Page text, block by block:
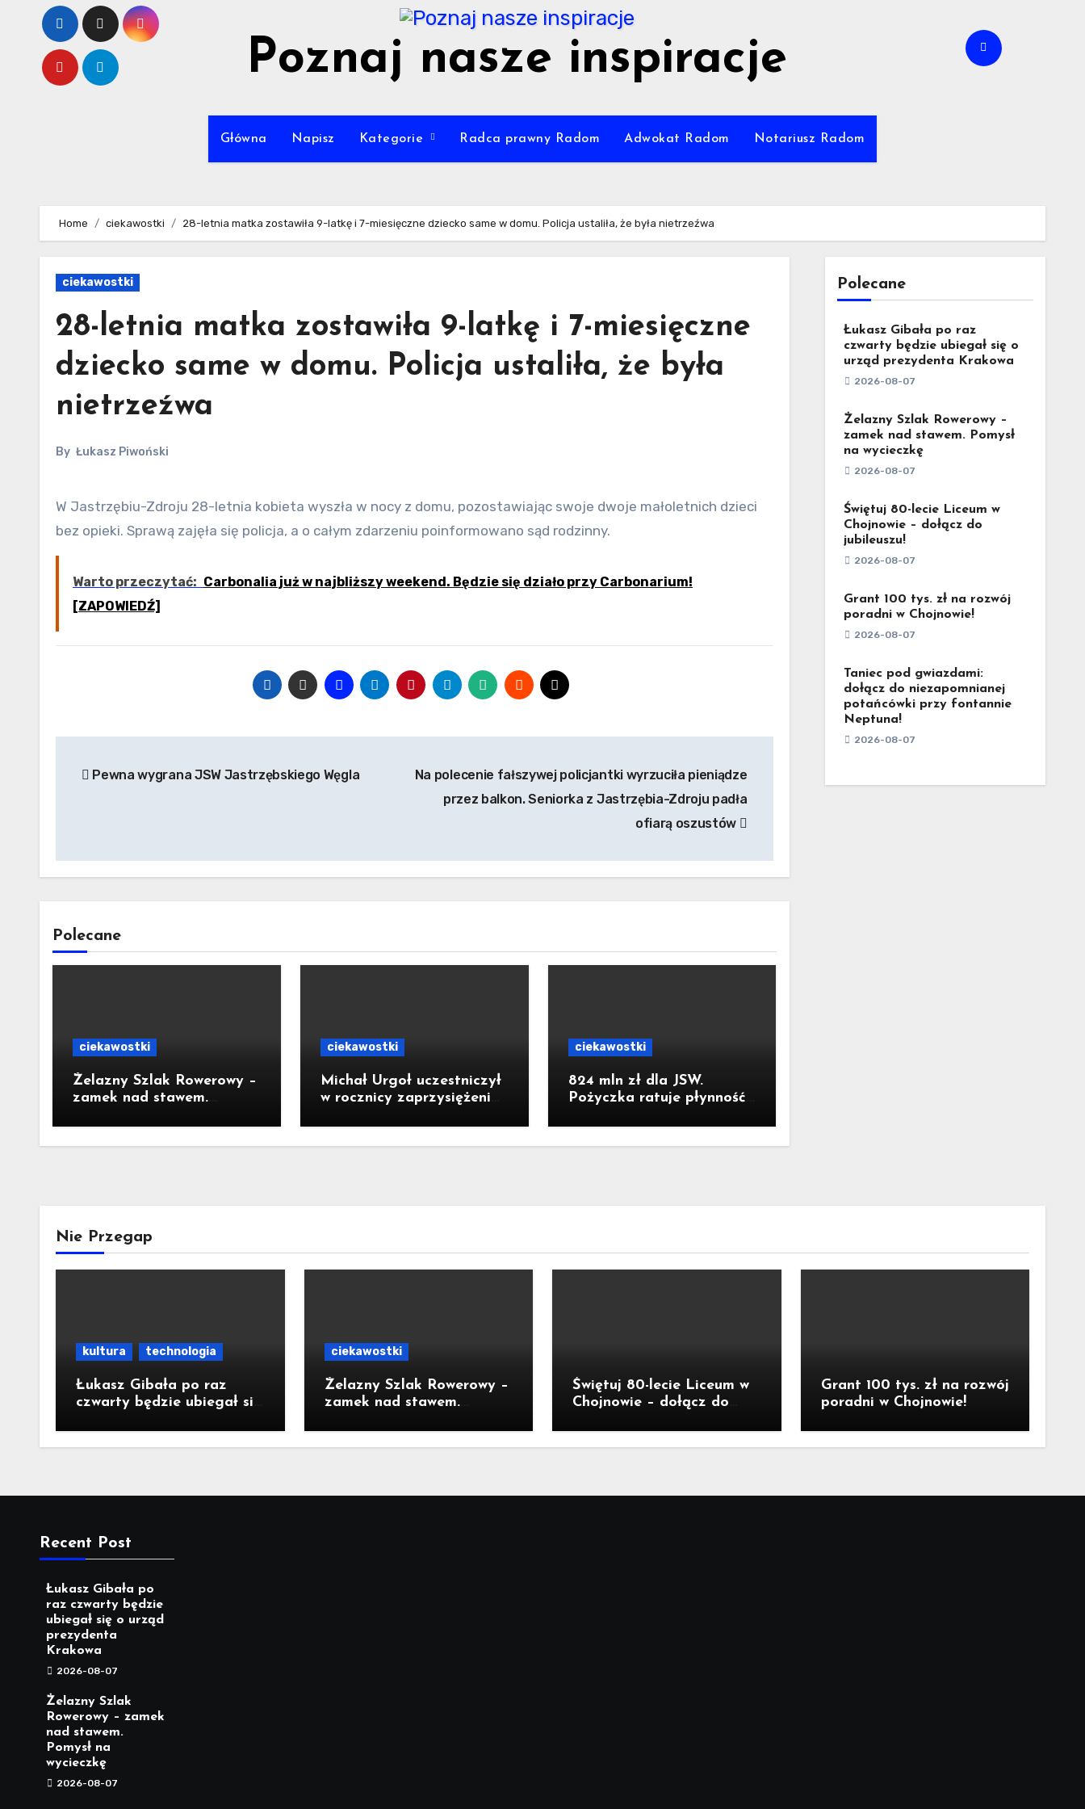
content
Poznaj nasze inspiracje
Główna Napisz Kategorie Radca prawny Radom Adwokat Radom Notariusz Radom
Home ciekawostki 28-letnia matka zostawiła 9-latkę i 7-miesięczne dziecko same w domu. Policja ustaliła, że była nietrzeźwa
ciekawostki
28-letnia matka zostawiła 9-latkę i 7-miesięczne
dziecko same w domu. Policja ustaliła, że była
nietrzeźwa
By Łukasz Piwoński
W Jastrzębiu-Zdroju 28-letnia kobieta wyszła w nocy z domu, pozostawiając swoje dwoje małoletnich dzieci
bez opieki. Sprawą zajęła się policja, a o całym zdarzeniu poinformowano sąd rodzinny.
Warto przeczytać: Carbonalia już w najbliższy weekend. Będzie się działo przy Carbonarium!
[ZAPOWIEDŹ]
wpisu
Pewna wygrana JSW Jastrzębskiego Węgla
Na polecenie fałszywej policjantki wyrzuciła pieniądze
przez balkon. Seniorka z Jastrzębia-Zdroju padła
ofiarą oszustów
Polecane
ciekawostki
Żelazny Szlak Rowerowy –
zamek nad stawem.
ciekawostki
Michał Urgoł uczestniczył
w rocznicy zaprzysiężenia
Nawrockiego
ciekawostki
824 mln zł dla JSW.
Pożyczka ratuje płynność,
Polecane
Łukasz Gibała po raz
czwarty będzie ubiegał się o
urząd prezydenta Krakowa
2026-08-07
Żelazny Szlak Rowerowy –
zamek nad stawem. Pomysł
na wycieczkę
2026-08-07
Świętuj 80-lecie Liceum w
Chojnowie – dołącz do
jubileuszu!
2026-08-07
Grant 100 tys. zł na rozwój
poradni w Chojnowie!
2026-08-07
Taniec pod gwiazdami:
dołącz do niezapomnianej
potańcówki przy fontannie
Neptuna!
2026-08-07
Nie Przegap
kultura technologia
Łukasz Gibała po raz
czwarty będzie ubiegał się
Krakowa
ciekawostki
Żelazny Szlak Rowerowy –
zamek nad stawem.
Świętuj 80-lecie Liceum w
Chojnowie – dołącz do
Grant 100 tys. zł na rozwój
poradni w Chojnowie!
Recent Post
Łukasz Gibała po
raz czwarty będzie
ubiegał się o urząd
prezydenta
Krakowa
2026-08-07
Żelazny Szlak
Rowerowy – zamek
nad stawem.
Pomysł na
wycieczkę
2026-08-07